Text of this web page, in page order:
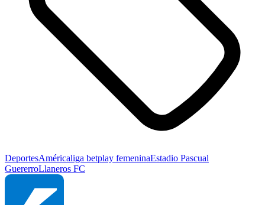
DeportesAméricaliga betplay femeninaEstadio Pascual
GuererroLlaneros FC